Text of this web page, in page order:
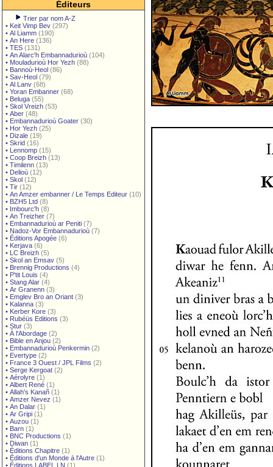
Éditeurs
Trier par nom A-Z
• Keit Vimp Bev (297)
• Al Liamm (190)
• An Here (136)
• TES (131)
• An Alarc'h Embannadurioù (104)
• Mouladurioù Hor Yezh (88)
• Bannoù-Heol (86)
• Sav-Heol (79)
• Al Lanv (68)
• Yoran Embanner (68)
• Beluga (55)
• Skol Vreizh (53)
• Aber (48)
• Embannadurioù Goater (30)
• Hor Yezh (25)
• Dizale (19)
• Skrid (16)
• Lennomp (15)
• Coop Breizh (13)
• Timilenn (13)
• Delioù (12)
• Skol (12)
• Tir (12)
• An Amzer embanner / Le Temps Editeur (10)
• BZH5 Ltd (8)
• Imbourc'h (8)
• An Treizher (7)
• Embannadurioù ar Peniti (7)
• Nadoz-Vor Embannadurioù (7)
• Éditions Apogée (6)
• Kerjava (6)
• LC Breizh (5)
• Skol an Emsav (5)
• Brennig Productions (4)
• P'tit Louis (4)
• Stang Alar (4)
• Ar Granenn (3)
• Emglev Bro an Oriant (3)
• Kalanna (3)
• Kerber Kore (3)
• Rubéüs Editions (3)
• Stur (3)
• À l'Abordage (2)
• Bible en Anjou (2)
• Embannadurioù Penkermin (2)
• Evertype (2)
• France 3 Ouest / JPL Films (2)
• Serge Kergoat (2)
• Aérolyre (1)
• Albert René (1)
• Allah's Kanañ (1)
• Amzer Nevez (1)
• An Dalar (1)
• Ar Gripi (1)
• Auzou (1)
• Barn (1)
• BNC Productions (1)
• Diwan (1)
• Éditions Chapitre (1)
• Éditions d'un Monde à l'Autre (1)
• Éditions LABEL LN (1)